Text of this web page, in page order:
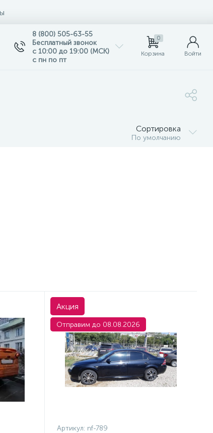
8 (800) 505-63-55
Бесплатный звонок
с 10:00 до 19:00 (МСК)
с пн по пт
0
Корзина Войти
Сортировка
По умолчанию
Акция
Отправим до 08.08.2026
Артикул: nf-789